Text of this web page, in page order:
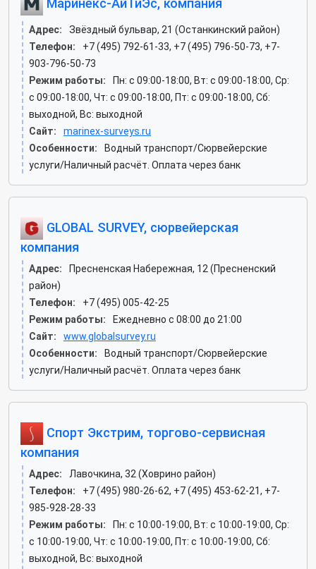
Маринекс-АйТиЭс, компания
Адрес:
Звёздный бульвар, 21 (Останкинский район)
Телефон:
+7 (495) 792-61-33, +7 (495) 796-50-73, +7-
903-796-50-73
Режим работы:
Пн: c 09:00-18:00, Вт: c 09:00-18:00, Ср:
c 09:00-18:00, Чт: c 09:00-18:00, Пт: c 09:00-18:00, Сб:
выходной, Вс: выходной
Сайт:
marinex-surveys.ru
Особенности:
Водный транспорт/Сюрвейерские
услуги/Наличный расчёт. Оплата через банк
GLOBAL SURVEY, сюрвейерская
компания
Адрес:
Пресненская Набережная, 12 (Пресненский
район)
Телефон:
+7 (495) 005-42-25
Режим работы:
Ежедневно с 08:00 до 21:00
Сайт:
www.globalsurvey.ru
Особенности:
Водный транспорт/Сюрвейерские
услуги/Наличный расчёт. Оплата через банк
Спорт Экстрим, торгово-сервисная
компания
Адрес:
Лавочкина, 32 (Ховрино район)
Телефон:
+7 (495) 980-26-62, +7 (495) 453-62-21, +7-
985-928-28-33
Режим работы:
Пн: c 10:00-19:00, Вт: c 10:00-19:00, Ср:
c 10:00-19:00, Чт: c 10:00-19:00, Пт: c 10:00-19:00, Сб:
выходной, Вс: выходной